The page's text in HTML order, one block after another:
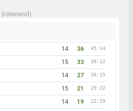
(rotierend)
14 36 45:14
15 33 30:12
14 27 26:15
15 21 25:22
14 19 22:29